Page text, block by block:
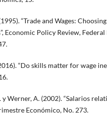
“Trade and Wages:
Economic Policy Review,
“Do skills matter for wage
y Werner, A. (2002). “Salarios
Económico, No. 273.